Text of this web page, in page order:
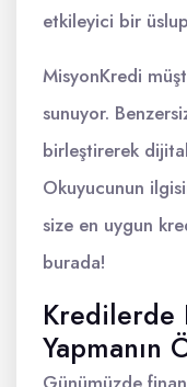
etkileyici bir
MisyonKredi
sunuyor.
birleştirerek
Okuyucunun
size en uygun
burada!
Kredilerde
Yapmanın